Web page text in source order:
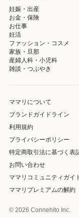
妊娠・出産
お金・保険
お仕事
妊活
ファッション・コスメ
家族・旦那
産婦人科・小児科
雑談・つぶやき
ママリについて
ブランドガイドライン
利用規約
プライバシーポリシー
特定商取引法に基づく表
お問い合わせ
ママリコミュニティガイ
ママリプレミアムの解約
© 2026 Connehito Inc.